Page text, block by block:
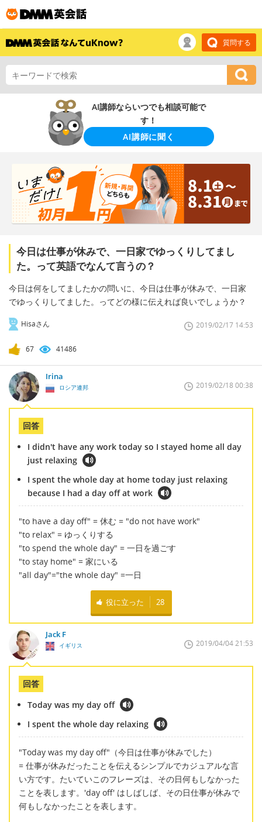
質問する
AI講師ならいつでも相談可能で
す！
AI講師に聞く
今日は仕事が休みで、一日家でゆっくりしてまし
た。って英語でなんて言うの？
今日は何をしてましたかの問いに、今日は仕事が休みで、一日家
でゆっくりしてました。ってどの様に伝えれば良いでしょうか？
Hisaさん 2019/02/17 14:53
67 41486
Irina
ロシア連邦 2019/02/18 00:38
回答
I didn't have any work today so I stayed home all day
just relaxing
I spent the whole day at home today just relaxing
because I had a day off at work
"to have a day off" = 休む = "do not have work"
"to relax" = ゆっくりする
"to spend the whole day" = 一日を過ごす
"to stay home" = 家にいる
"all day"="the whole day" =一日
役に立った 28
Jack F
イギリス 2019/04/04 21:53
回答
Today was my day off
I spent the whole day relaxing
"Today was my day off"（今日は仕事が休みでした）
= 仕事が休みだったことを伝えるシンプルでカジュアルな言
い方です。たいていこのフレーズは、その日何もしなかった
ことを表します。'day off' はしばしば、その日仕事が休みで
何もしなかったことを表します。